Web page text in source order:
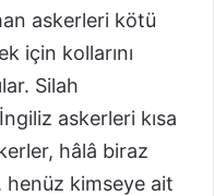
askerleri kötü
için kollarını
Silah
İngiliz askerleri kısa
hâlâ biraz
kimseye ait